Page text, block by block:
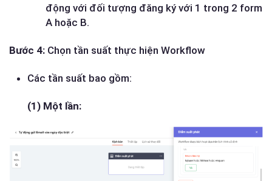
động với đối tượng đăng ký với 1 trong 2 form
A hoặc B.
Bước 4: Chọn tần suất thực hiện Workflow
Các tần suất bao gồm:
(1) Một lần: